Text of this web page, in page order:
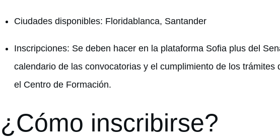
Ciudades disponibles: Floridablanca, Santander
Inscripciones: Se deben hacer en la plataforma Sofia plus del
calendario de las convocatorias y el cumplimiento de los trámites
el Centro de Formación.
¿Cómo inscribirse?